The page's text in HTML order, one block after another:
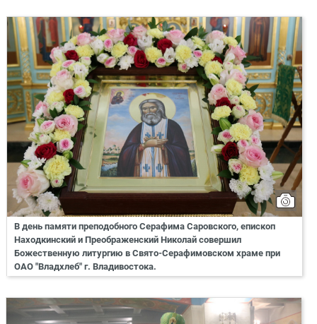
В день памяти преподобного Серафима Саровского, епископ
Находкинский и Преображенский Николай совершил
Божественную литургию в Свято-Серафимовском храме при
ОАО "Владхлеб" г. Владивостока.